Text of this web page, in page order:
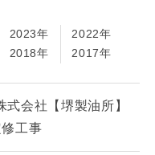
式会社【堺製油所】
工事
2023年
2022年
2018年
2017年